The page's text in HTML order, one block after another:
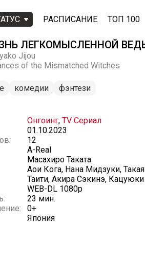
РАСПИСАНИЕ ТОП 100
ЛЕГКОМЫСЛЕННОЙ
Jijou
of the Mismatched Witches
комедии фэнтези
Онгоинг, TV Сериал
01.10.2023
12
A-Real
Масахиро Таката
Аои Кога, Нана Мидзуки,
Таити, Акира Сэкинэ,
WEB-DL 1080p
23 мин.
0+
Япония